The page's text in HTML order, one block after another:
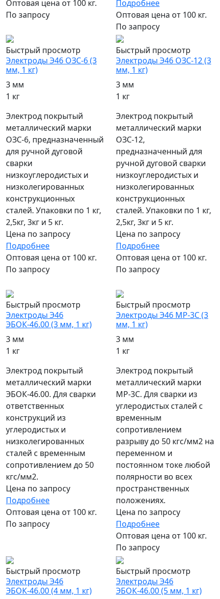
Оптовая цена от 100 кг.
По запросу
Подробнее
Оптовая цена от 100 кг.
По запросу
Быстрый просмотр
Электроды Э46 ОЗС-6 (3
мм, 1 кг)
3 мм
1 кг
Электрод покрытый
металлический марки
ОЗС-6, предназначенный
для ручной дуговой
сварки
низкоуглеродистых и
низколегированных
конструкционных
сталей. Упаковки по 1 кг,
2,5кг, 3кг и 5 кг.
Цена по запросу
Подробнее
Оптовая цена от 100 кг.
По запросу
Быстрый просмотр
Электроды Э46 ОЗС-12 (3
мм, 1 кг)
3 мм
1 кг
Электрод покрытый
металлический марки
ОЗС-12,
предназначенный для
ручной дуговой сварки
низкоуглеродистых и
низколегированных
конструкционных
сталей. Упаковки по 1 кг,
2,5кг, 3кг и 5 кг.
Цена по запросу
Подробнее
Оптовая цена от 100 кг.
По запросу
Быстрый просмотр
Электроды Э46
ЭБОК-46.00 (3 мм, 1 кг)
3 мм
1 кг
Электрод покрытый
металлический марки
ЭБОК-46.00. Для сварки
ответственных
конструкций из
углеродистых и
низколегированных
сталей с временным
сопротивлением до 50
кгс/мм2.
Цена по запросу
Подробнее
Оптовая цена от 100 кг.
По запросу
Быстрый просмотр
Электроды Э46 МР-3С (3
мм, 1 кг)
3 мм
1 кг
Электрод покрытый
металлический марки
МР-3С. Для сварки из
углеродистых сталей с
временным
сопротивлением
разрыву до 50 кгс/мм2 на
переменном и
постоянном токе любой
полярности во всех
пространственных
положениях.
Цена по запросу
Подробнее
Оптовая цена от 100 кг.
По запросу
Быстрый просмотр
Электроды Э46
ЭБОК-46.00 (4 мм, 1 кг)
Быстрый просмотр
Электроды Э46
ЭБОК-46.00 (5 мм, 1 кг)